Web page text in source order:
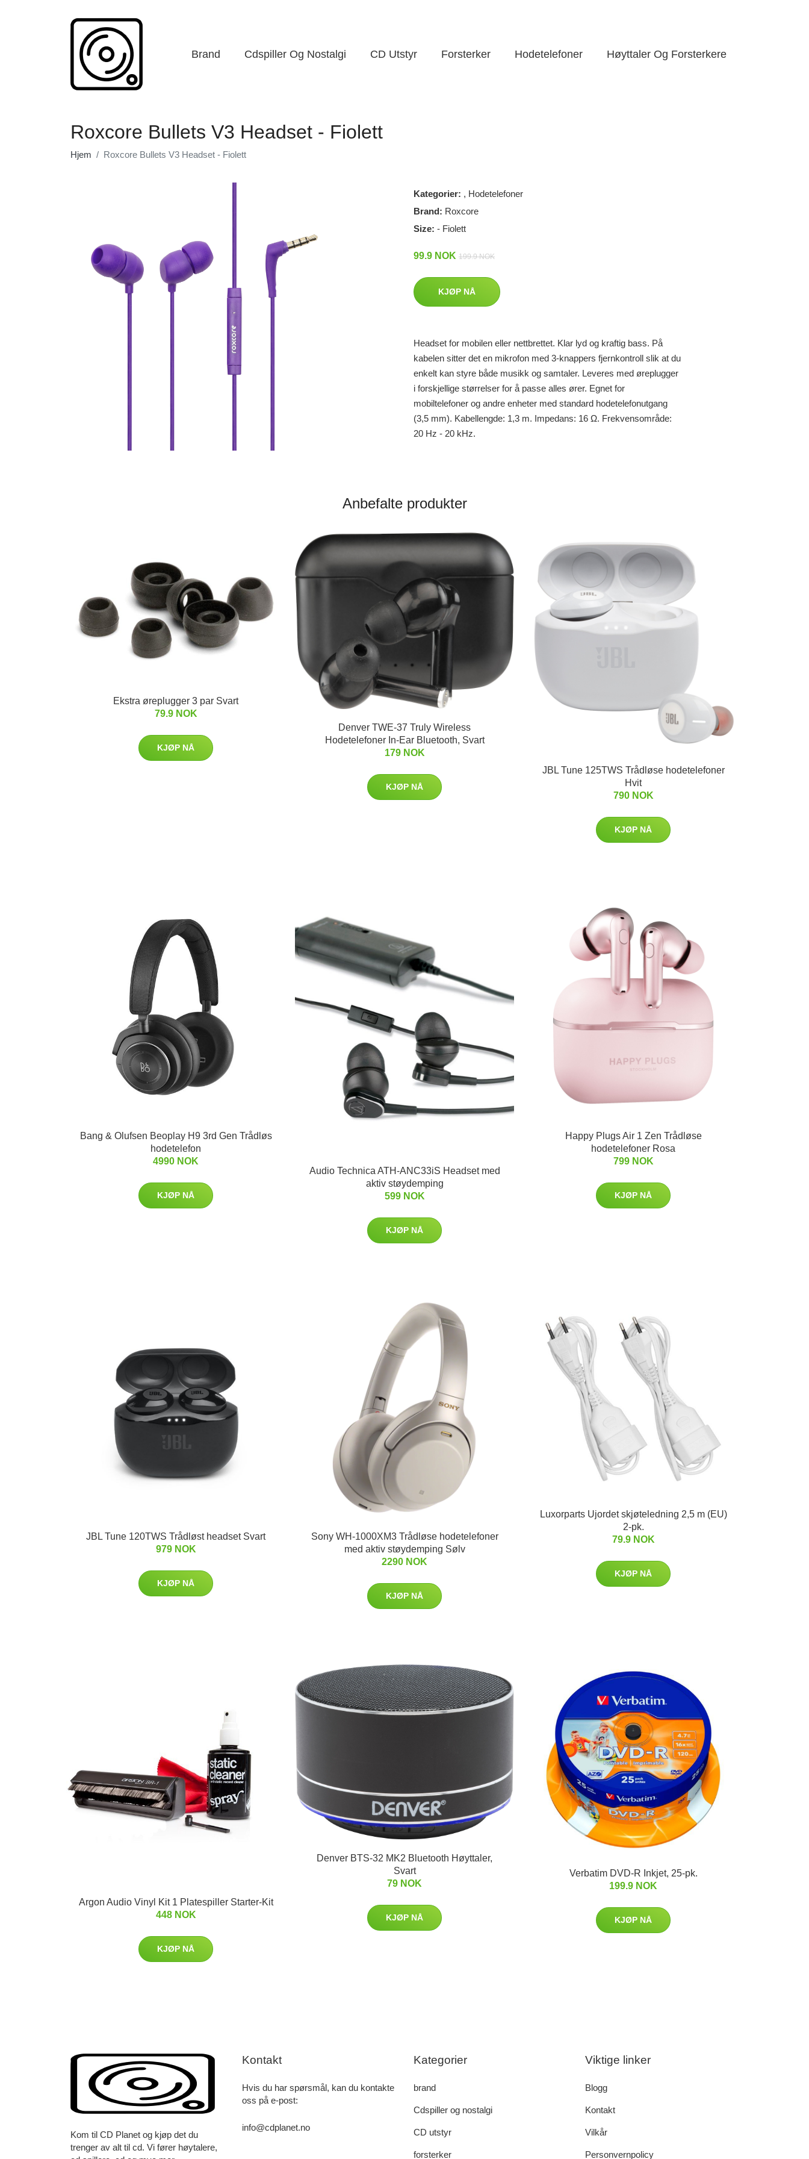
Brand Cdspiller Og Nostalgi CD Utstyr Forsterker Hodetelefoner Høyttaler Og Forsterkere
Roxcore Bullets V3 Headset - Fiolett
Hjem Roxcore Bullets V3 Headset - Fiolett
Kategorier: , Hodetelefoner
Brand: Roxcore
Size: - Fiolett
99.9 NOK 199.9 NOK
KJØP NÅ
Headset for mobilen eller nettbrettet. Klar lyd og kraftig bass. På
kabelen sitter det en mikrofon med 3-knappers fjernkontroll slik at du
enkelt kan styre både musikk og samtaler. Leveres med øreplugger
i forskjellige størrelser for å passe alles ører. Egnet for
mobiltelefoner og andre enheter med standard hodetelefonutgang
(3,5 mm). Kabellengde: 1,3 m. Impedans: 16 Ω. Frekvensområde:
20 Hz - 20 kHz.
Anbefalte produkter
Ekstra øreplugger 3 par Svart
79.9 NOK
KJØP NÅ
Denver TWE-37 Truly Wireless
Hodetelefoner In-Ear Bluetooth, Svart
179 NOK
KJØP NÅ
JBL Tune 125TWS Trådløse hodetelefoner
Hvit
790 NOK
KJØP NÅ
Bang & Olufsen Beoplay H9 3rd Gen Trådløs
hodetelefon
4990 NOK
KJØP NÅ
Audio Technica ATH-ANC33iS Headset med
aktiv støydemping
599 NOK
KJØP NÅ
Happy Plugs Air 1 Zen Trådløse
hodetelefoner Rosa
799 NOK
KJØP NÅ
JBL Tune 120TWS Trådløst headset Svart
979 NOK
KJØP NÅ
Sony WH-1000XM3 Trådløse hodetelefoner
med aktiv støydemping Sølv
2290 NOK
KJØP NÅ
Luxorparts Ujordet skjøteledning 2,5 m (EU)
2-pk.
79.9 NOK
KJØP NÅ
Argon Audio Vinyl Kit 1 Platespiller Starter-Kit
448 NOK
KJØP NÅ
Denver BTS-32 MK2 Bluetooth Høyttaler,
Svart
79 NOK
KJØP NÅ
Verbatim DVD-R Inkjet, 25-pk.
199.9 NOK
KJØP NÅ
Kom til CD Planet og kjøp det du
trenger av alt til cd. Vi fører høytalere,
Kontakt
Hvis du har spørsmål, kan du kontakte
oss på e-post:
info@cdplanet.no
Kategorier
brand
Cdspiller og nostalgi
CD utstyr
forsterker
Viktige linker
Blogg
Kontakt
Vilkår
Personvernpolicy